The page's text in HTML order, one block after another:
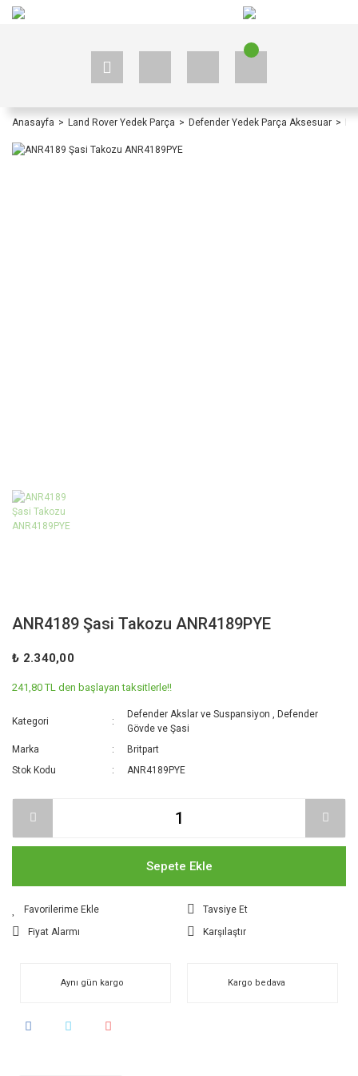
Anasayfa Land Rover Yedek Parça Defender Yedek Parça Aksesuar
ANR4189 Şasi Takozu ANR4189PYE
₺ 2.340,00
241,80 TL den başlayan taksitlerle!!
Kategori
Defender Akslar ve Suspansiyon ,Defender
Gövde ve Şasi
Marka
Britpart
Stok Kodu
ANR4189PYE
Sepete Ekle
Tavsiye Et
Fiyat Alarmı
Karşılaştır
Aynı gün kargo Kargo bedava